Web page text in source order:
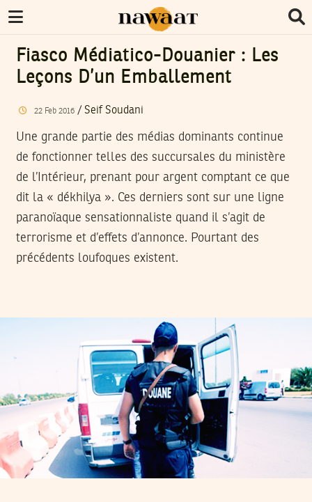
Fiasco Médiatico-Douanier : Les
Leçons D’un Emballement
22 Feb 2016/ Seif Soudani
Une grande partie des médias dominants continue
de fonctionner telles des succursales du ministère
de l’Intérieur, prenant pour argent comptant ce que
dit la « dékhilya ». Ces derniers sont sur une ligne
paranoïaque sensationnaliste quand il s’agit de
terrorisme et d’effets d’annonce. Pourtant des
précédents loufoques existent.